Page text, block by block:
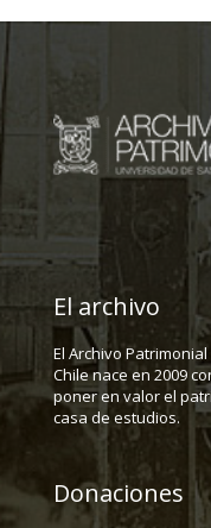
El archivo
El Archivo
Chile nace en 2009
poner en valor el
casa de estudios.
Donaciones